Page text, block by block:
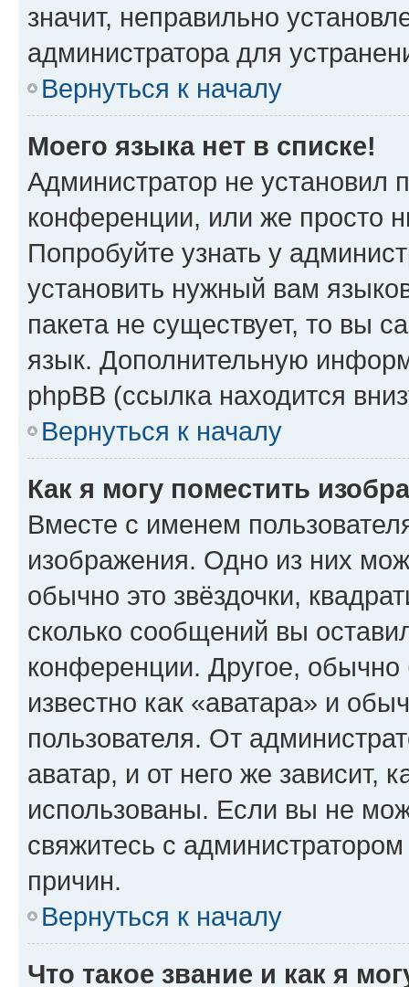
значит, неправильно
администратора для
Вернуться к началу
Моего языка нет в списке!
Администратор не установил
конференции, или же просто
Попробуйте узнать у
установить нужный вам
пакета не существует, то вы
язык. Дополнительную
phpBB (ссылка находится
Вернуться к началу
Как я могу поместить
Вместе с именем
изображения. Одно из них
обычно это звёздочки,
сколько сообщений вы
конференции. Другое,
известно как «аватара» и
пользователя. От
аватар, и от него же зависит,
использованы. Если вы не
свяжитесь с
причин.
Вернуться к началу
Что такое звание и как я